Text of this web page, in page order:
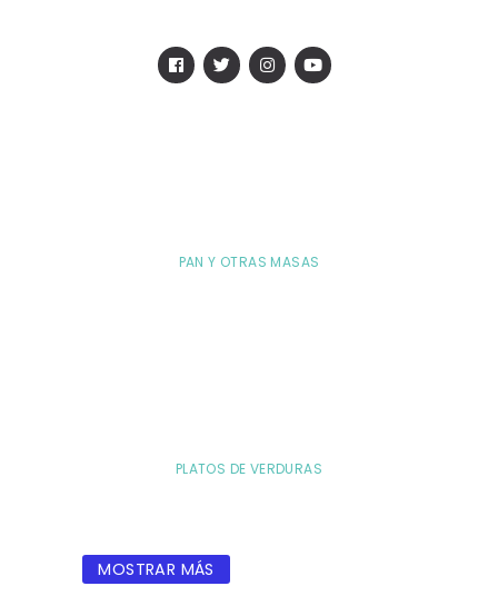
PAN Y OTRAS MASAS
PLATOS DE VERDURAS
MOSTRAR MÁS